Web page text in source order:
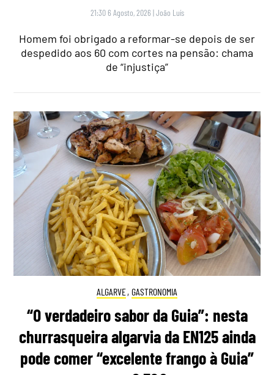
21:30 6 Agosto, 2026 |João Luís
Homem foi obrigado a reformar-se depois de ser
despedido aos 60 com cortes na pensão: chama
de “injustiça”
ALGARVE, GASTRONOMIA
“O verdadeiro sabor da Guia”: nesta
churrasqueira algarvia da EN125 ainda
pode comer “excelente frango à Guia”